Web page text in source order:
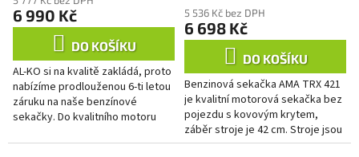
produktu
je
z
5
hvězdiček.
6 990 Kč
DO KOŠÍKU
AL-KO si na kvalitě zakládá, proto
nabízíme prodlouženou 6-ti letou
záruku na naše benzínové
sekačky. Do kvalitního motoru
kvalitní olej. Pro...
5 536 Kč bez DPH
6 698 Kč
DO KOŠÍKU
Benzinová sekačka AMA TRX 421
je kvalitní motorová sekačka bez
pojezdu s kovovým krytem,
záběr stroje je 42 cm. Stroje jsou
osazeny spolehlivým motorem